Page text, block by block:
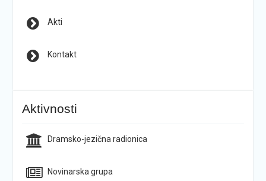
Akti
Kontakt
Aktivnosti
Dramsko-jezična radionica
Novinarska grupa